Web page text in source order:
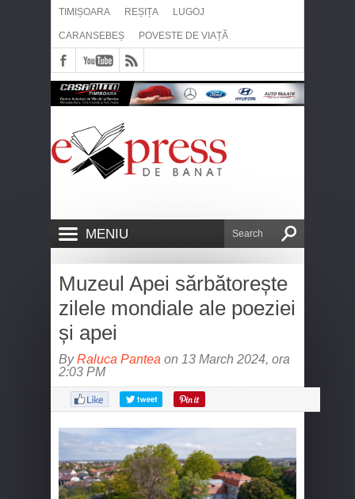
TIMIȘOARA REȘIȚA LUGOJ
CARANSEBEȘ POVESTE DE VIAȚĂ
MENIU
Muzeul Apei sărbătorește
zilele mondiale ale poeziei
și apei
ByRaluca Pantea on 13 March 2024, ora
2:03 PM